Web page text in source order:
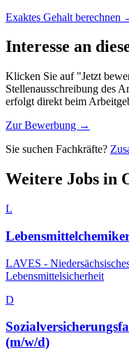
Exaktes Gehalt berechnen
Interesse an
Klicken Sie auf "Jetzt
Stellenausschreibung des
erfolgt direkt beim
Zur Bewerbung →
Sie suchen Fachkräfte?
Weitere Jobs in
L
LAVES -
Lebensmittelsicherheit
D
(m/w/d)